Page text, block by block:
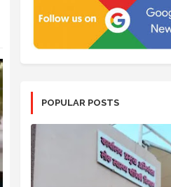
POPULAR POSTS